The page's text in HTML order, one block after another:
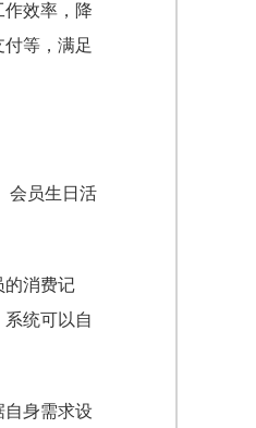
效率，降
等，满足
会员生日活
的消费记
统可以自
身需求设